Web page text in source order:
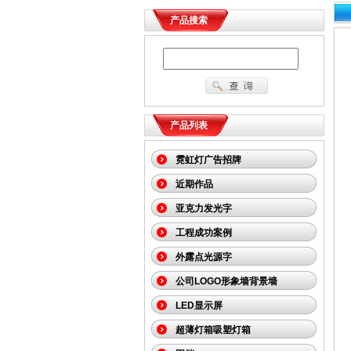
产品搜索
产品列表
霓虹灯广告招牌
近期作品
亚克力发光字
工程成功案例
外露点光源字
公司LOGO形象墙背景墙
LED显示屏
超薄灯箱吸塑灯箱